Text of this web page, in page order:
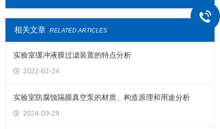
相关文章 RELATED ARTICLES
实验室缓冲液膜过滤装置的特点分析
2022-02-24
实验室防腐蚀隔膜真空泵的材质、构造原理和用途分析
2024-09-29